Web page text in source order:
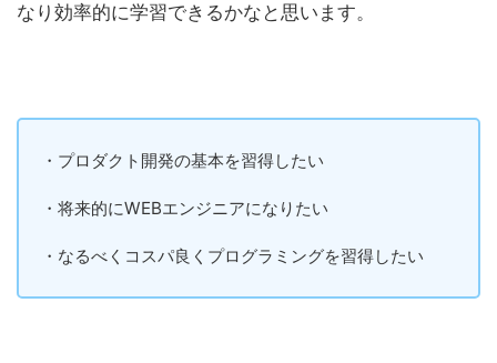
なり効率的に学習できるかなと思います。
・プロダクト開発の基本を習得したい
・将来的にWEBエンジニアになりたい
・なるべくコスパ良くプログラミングを習得したい